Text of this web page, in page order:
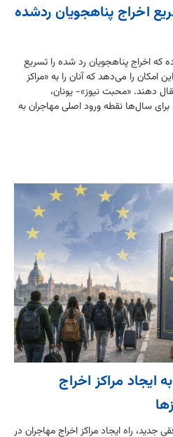
اخراج پناهجویان ردشده
که اخراج پناهجویان رد شده را تسریع
امکان را می‌دهد که آنان را به «مراکز
دهند. «محبت نیوز»- یونان،
برای سال‌ها نقطه ورود اصلی مهاجران به
ایجاد مراکز اخراج
جدید، راه ایجاد مراکز اخراج مهاجران در